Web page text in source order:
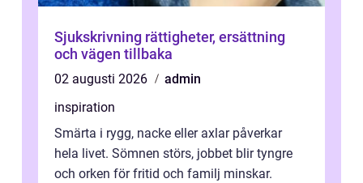
Sjukskrivning rättigheter, ersättning
och vägen tillbaka
02 augusti 2026
admin
inspiration
Smärta i rygg, nacke eller axlar påverkar
hela livet. Sömnen störs, jobbet blir tyngre
och orken för fritid och familj minskar.